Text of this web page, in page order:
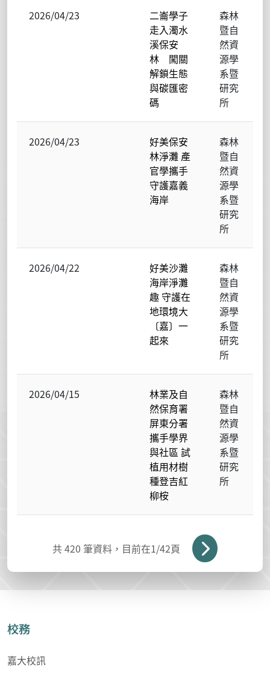
2026/04/23
二崙學子
走入濁水
溪保安
林 闖關
解鎖生態
與碳匯密
碼
森林
暨自
然資
源學
系暨
研究
所
2026/04/23
好美保安
林淨灘 產
官學攜手
守護嘉義
海岸
森林
暨自
然資
源學
系暨
研究
所
2026/04/22
好美沙灘
海岸淨灘
趣 守護在
地環境大
〔嘉〕一
起來
森林
暨自
然資
源學
系暨
研究
所
2026/04/15
林業及自
然保育署
屏東分署
攜手學界
與社區 試
植用材樹
種登吉紅
柳桉
森林
暨自
然資
源學
系暨
研究
所
共420 筆資料，目前在1/42頁
校務
嘉大校訊